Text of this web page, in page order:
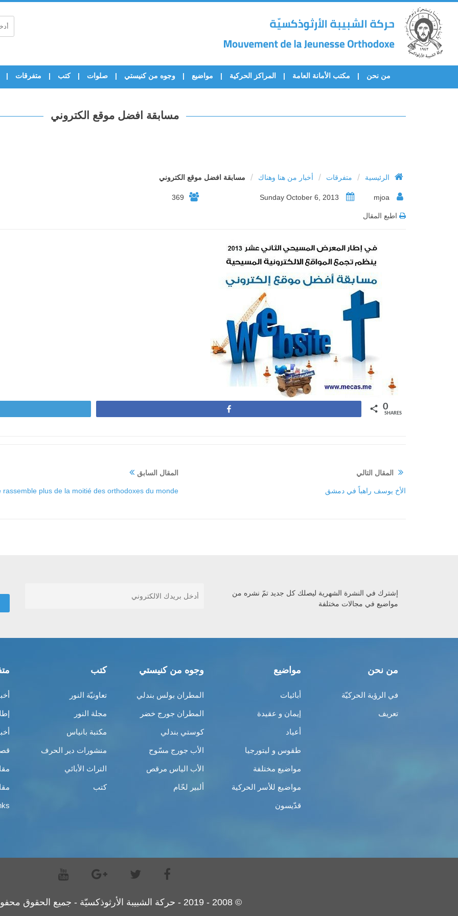
من نحن مكتب الأمانة العامة المراكز الحركية مواضيع وجوه من كنيستي صلوات كتب متفرقات
مسابقة افضل موقع الكتروني‏
الرئيسية / متفرقات / أخبار من هنا وهناك / مسابقة افضل موقع الكتروني‏
369
اطبع المقال
0
SHARES
المقال السابق
plus de la moitié des orthodoxes du monde
المقال التالي
الأخ يوسف راهباً‏ في دمشق
إشترك في النشرة الشهرية ليصلك كل جديد تمّ نشره من
مواضيع في مجالات مختلفة
من نحن
في الرؤية الحركيّة
تعريف
مواضيع
أبائيات
إيمان و عقيدة
أعياد
طقوس و ليتورجيا
مواضيع مختلفة
مواضيع للأسر الحركية
قدّيسون
وجوه من كنيستي
المطران بولس بندلي
المطران جورج خضر
كوستي بندلي
الأب جورج مسّوح
الأب الياس مرقص
ألبير لحّام
كتب
تعاونيّة النور
مجلة النور
مكتبة بانياس
منشورات دير الحرف
التراث الأبائي
كتب
© 2008 - 2019 - حركة الشبيبة الأرثوذكسيّة - جميع الحقوق محفوظة